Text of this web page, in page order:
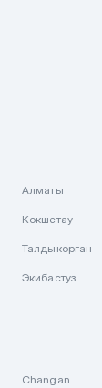
Алматы
Кокшетау
Талдыкорган
Экибастуз
Changan